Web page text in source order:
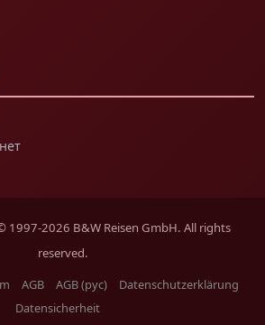
1997-2026 B&W Reisen GmbH. All rights
reserved.
AGB AGB (рус)
Datenschutzerklärung
Datensicherheit